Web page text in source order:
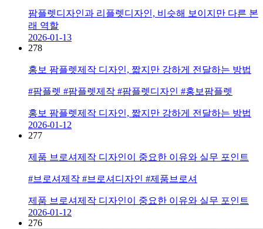
팜플렛디자인과 리플렛디자인, 비슷해 보이지만 다른 본
래 역할
2026-01-13
278
홍보 팜플렛제작 디자인, 짧지만 강하게 전달하는 방법
#팜플렛 #팜플렛제작 #팜플렛디자인 #홍보팜플렛
홍보 팜플렛제작 디자인, 짧지만 강하게 전달하는 방법
2026-01-12
277
제품 브로셔제작 디자인이 중요한 이유와 실무 포인트
#브로셔제작 #브로셔디자인 #제품브로셔
제품 브로셔제작 디자인이 중요한 이유와 실무 포인트
2026-01-12
276